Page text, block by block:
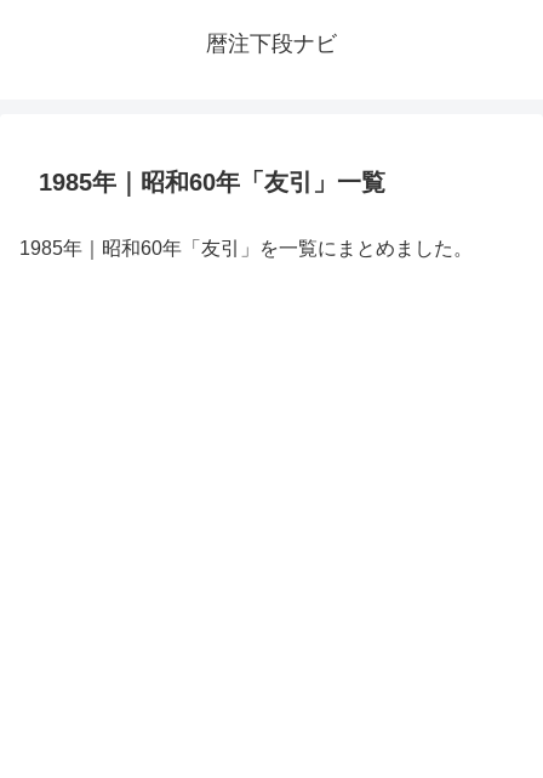
暦注下段ナビ
1985年｜昭和60年「友引」一覧
1985年｜昭和60年「友引」を一覧にまとめました。